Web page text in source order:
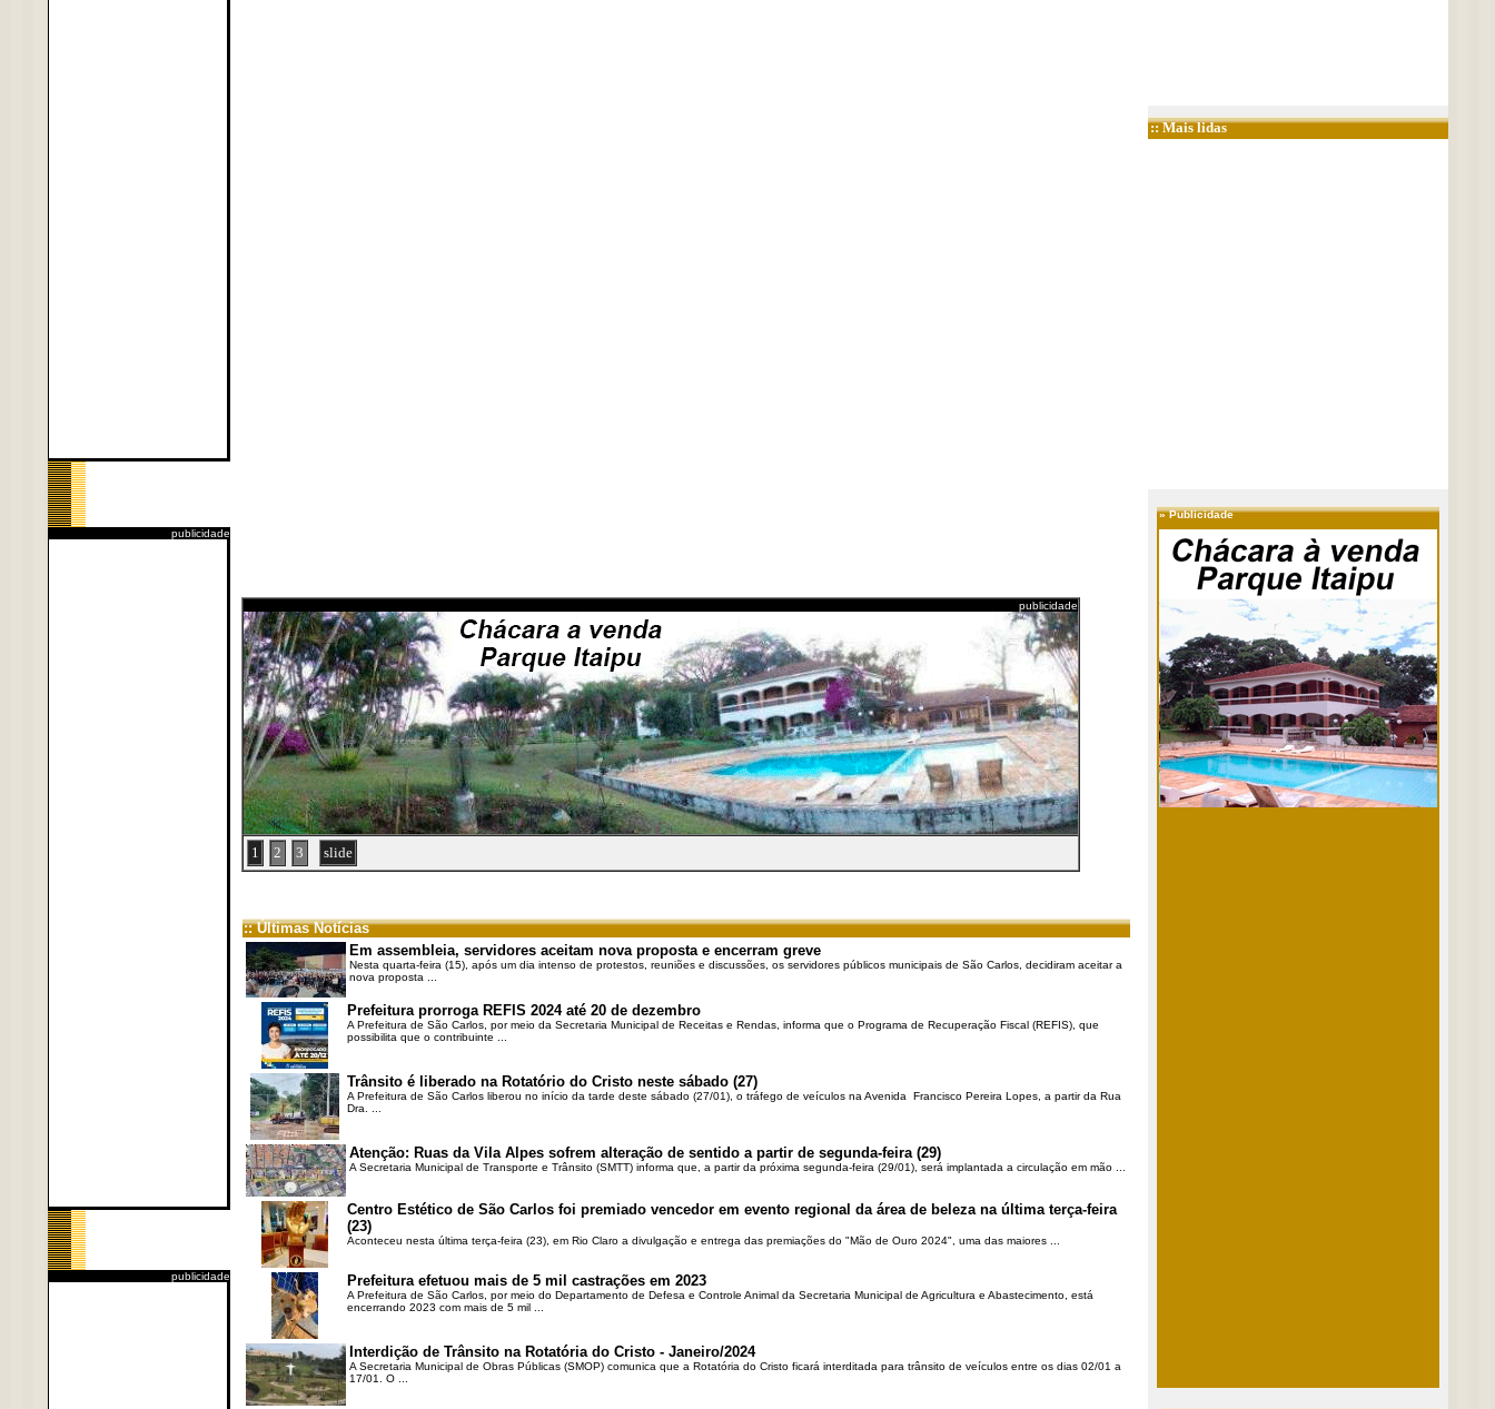
publicidade
publicidade
publicidade
1 2 3 slide
:: Últimas Notícias
Em assembleia, servidores aceitam nova proposta e encerram greve
Nesta quarta-feira (15), após um dia intenso de protestos, reuniões e discussões, os servidores públicos municipais de São Carlos, decidiram aceitar a
nova proposta ...
Prefeitura prorroga REFIS 2024 até 20 de dezembro
A Prefeitura de São Carlos, por meio da Secretaria Municipal de Receitas e Rendas, informa que o Programa de Recuperação Fiscal (REFIS), que
possibilita que o contribuinte ...
Trânsito é liberado na Rotatório do Cristo neste sábado (27)
A Prefeitura de São Carlos liberou no início da tarde deste sábado (27/01), o tráfego de veículos na Avenida Francisco Pereira Lopes, a partir da Rua
Dra. ...
Atenção: Ruas da Vila Alpes sofrem alteração de sentido a partir de segunda-feira (29)
A Secretaria Municipal de Transporte e Trânsito (SMTT) informa que, a partir da próxima segunda-feira (29/01), será implantada a circulação em mão ...
Centro Estético de São Carlos foi premiado vencedor em evento regional da área de beleza na última terça-feira
(23)
Aconteceu nesta última terça-feira (23), em Rio Claro a divulgação e entrega das premiações do "Mão de Ouro 2024", uma das maiores ...
Prefeitura efetuou mais de 5 mil castrações em 2023
A Prefeitura de São Carlos, por meio do Departamento de Defesa e Controle Animal da Secretaria Municipal de Agricultura e Abastecimento, está
encerrando 2023 com mais de 5 mil ...
Interdição de Trânsito na Rotatória do Cristo - Janeiro/2024
A Secretaria Municipal de Obras Públicas (SMOP) comunica que a Rotatória do Cristo ficará interditada para trânsito de veículos entre os dias 02/01 a
17/01. O ...
:: Mais lidas
»Publicidade